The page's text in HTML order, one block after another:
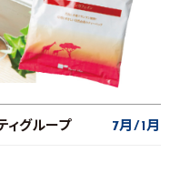
ィグループ 7月 1月